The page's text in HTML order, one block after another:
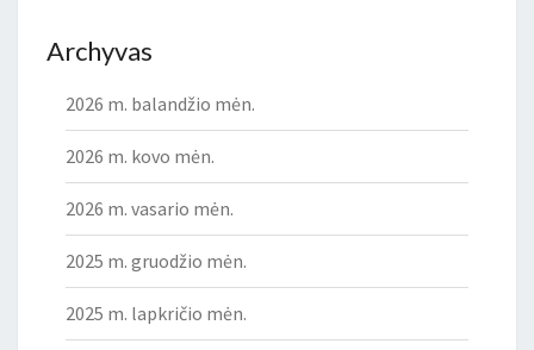
Archyvas
2026 m. balandžio mėn.
2026 m. kovo mėn.
2026 m. vasario mėn.
2025 m. gruodžio mėn.
2025 m. lapkričio mėn.